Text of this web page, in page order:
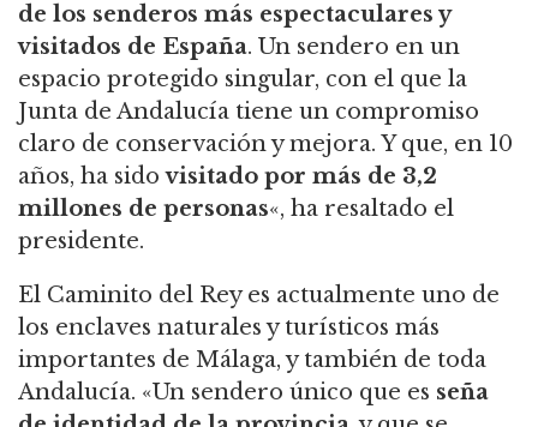
de los senderos más espectaculares y
visitados de España. Un sendero en un
espacio protegido singular, con el que la
Junta de Andalucía tiene un compromiso
claro de conservación y mejora. Y que, en 10
años, ha sidovisitado por más de 3,2
millones de personas«, ha resaltado el
presidente.
El Caminito del Rey es actualmente uno de
los enclaves naturales y turísticos más
importantes de Málaga, y también de toda
Andalucía. «Un sendero único que es seña